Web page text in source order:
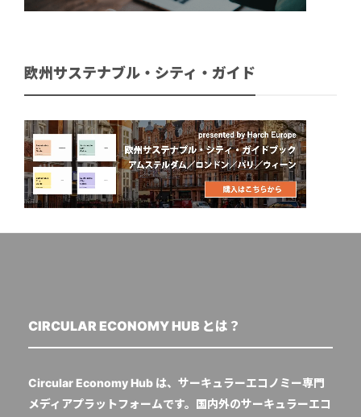
欧州サステナブル・シティ・ガイド
CIRCULAR ECONOMY HUB とは？
Circular Economy Hub は、サーキュラーエコノミー専門
メディアプラットフォームです。国内外のサーキュラーエコ